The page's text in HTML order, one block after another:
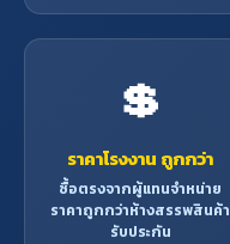
💲
ราคาโรงงาน ถูกกว่า
ซื้อตรงจากผู้แทนจำหน่าย
ราคาถูกกว่าห้างสรรพสินค้า
รับประกัน